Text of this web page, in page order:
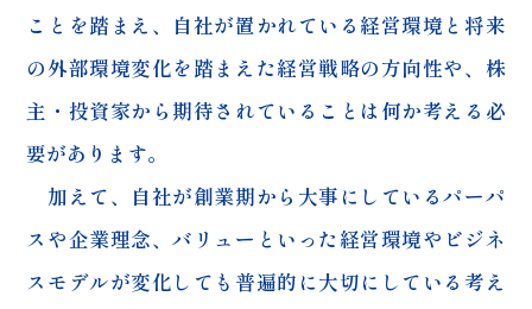
ことを踏まえ、自社が置かれている経営環境と将来
の外部環境変化を踏まえた経営戦略の方向性や、株
主・投資家から期待されていることは何か考える必
要があります。
加えて、自社が創業期から大事にしているパーパ
スや企業理念、バリューといった経営環境やビジネ
スモデルが変化しても普遍的に大切にしている考え